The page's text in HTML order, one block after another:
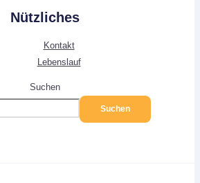
Nützliches
Kontakt
Lebenslauf
Suchen
Suchen